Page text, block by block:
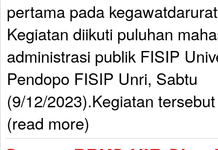
pertama pada
Kegiatan diikuti puluhan
administrasi publik FISIP
Pendopo FISIP Unri, Sabtu
(9/12/2023).Kegiatan
(read more)